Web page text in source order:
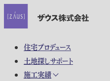
住宅プロデュース
土地探しサポート
施工実績